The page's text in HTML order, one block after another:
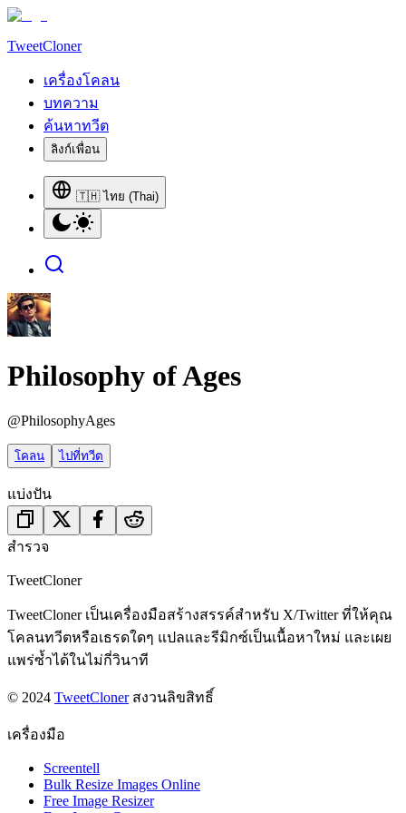
TweetCloner
เครื่องโคลน
บทความ
ค้นหาทวีต
ลิงก์เพื่อน
🇹🇭 ไทย (Thai)
Philosophy of Ages
@PhilosophyAges
โคลน ไปที่ทวีต
แบ่งปัน
สำรวจ
TweetCloner
TweetCloner เป็นเครื่องมือสร้างสรรค์สำหรับ X/Twitter ที่ให้คุณ
โคลนทวีตหรือเธรดใดๆ แปลและรีมิกซ์เป็นเนื้อหาใหม่ และเผย
แพร่ซ้ำได้ในไม่กี่วินาที
© 2024 TweetCloner สงวนลิขสิทธิ์
เครื่องมือ
Screentell
Bulk Resize Images Online
Free Image Resizer